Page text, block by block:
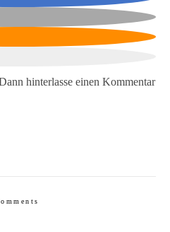
hinterlasse einen Kommentar